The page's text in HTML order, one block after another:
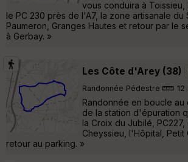
vous conduira à Toissieu,
le PC 230 près de l'A7, la zone artisanale du
Paumeron, Granges Hautes et retour par le
à Gerbay. »
Les Côte d'Arey (38)
Randonnée Pédestre
Randonnée en boucle
de la station d'épuration
la Croix du Jubilé, PC227,
Cheyssieu, l'Hôpital, Petit
retour au parking. »